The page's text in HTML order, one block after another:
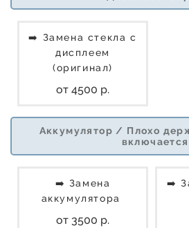
➡️ Замена стекла с
дисплеем
(оригинал)
от 4500 р.
Аккумулятор / Плохо
включается
➡️ Замена
аккумулятора
от 3500 р.
➡️